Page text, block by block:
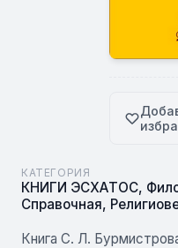
КАТЕГОРИЯ
КНИГИ ЭСХАТОС,
Справочная,
Книга С. Л.